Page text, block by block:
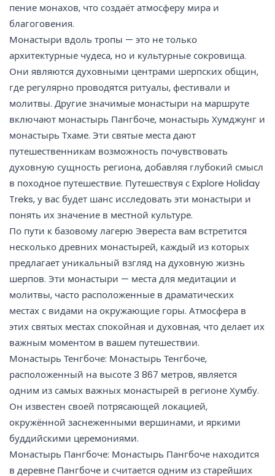
пение монахов, что создаёт атмосферу мира и
благоговения.
Монастыри вдоль тропы — это не только
архитектурные чудеса, но и культурные сокровища.
Они являются духовными центрами шерпских общин,
где регулярно проводятся ритуалы, фестивали и
молитвы. Другие значимые монастыри на маршруте
включают монастырь Пангбоче, монастырь Хумджунг и
монастырь Тхаме. Эти святые места дают
путешественникам возможность почувствовать
духовную сущность региона, добавляя глубокий смысл
в походное путешествие. Путешествуя с Explore Holiday
Treks, у вас будет шанс исследовать эти монастыри и
понять их значение в местной культуре.
По пути к базовому лагерю Эвереста вам встретится
несколько древних монастырей, каждый из которых
предлагает уникальный взгляд на духовную жизнь
шерпов. Эти монастыри — места для медитации и
молитвы, часто расположенные в драматических
местах с видами на окружающие горы. Атмосфера в
этих святых местах спокойная и духовная, что делает их
важным моментом в вашем путешествии.
Монастырь Тенгбоче: Монастырь Тенгбоче,
расположенный на высоте 3 867 метров, является
одним из самых важных монастырей в регионе Хумбу.
Он известен своей потрясающей локацией,
окружённой заснеженными вершинами, и яркими
буддийскими церемониями.
Монастырь Пангбоче: Монастырь Пангбоче находится
в деревне Пангбоче и считается одним из старейших